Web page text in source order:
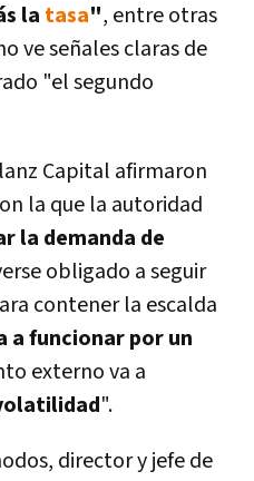
la tasa", entre otras
ve señales claras de
"el segundo
Capital afirmaron
la que la autoridad
la demanda de
obligado a seguir
contener la escalda
a funcionar por un
externo va a
".
director y jefe de